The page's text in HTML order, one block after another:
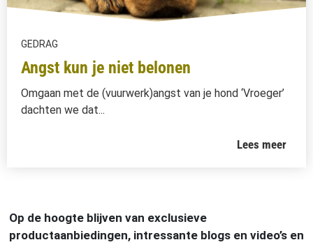
GEDRAG
Angst kun je niet belonen
Omgaan met de (vuurwerk)angst van je hond ‘Vroeger’
dachten we dat...
Lees meer
Op de hoogte blijven van exclusieve
productaanbiedingen, intressante blogs en video’s en